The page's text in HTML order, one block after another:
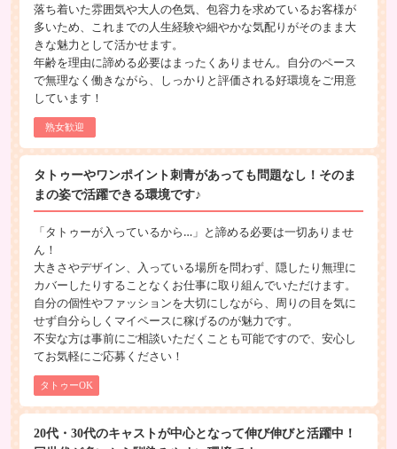
落ち着いた雰囲気や大人の色気、包容力を求めているお客様が
多いため、これまでの人生経験や細やかな気配りがそのまま大
きな魅力として活かせます。
年齢を理由に諦める必要はまったくありません。自分のペース
で無理なく働きながら、しっかりと評価される好環境をご用意
しています！
熟女歓迎
タトゥーやワンポイント刺青があっても問題なし！そのま
まの姿で活躍できる環境です♪
「タトゥーが入っているから…」と諦める必要は一切ありませ
ん！
大きさやデザイン、入っている場所を問わず、隠したり無理に
カバーしたりすることなくお仕事に取り組んでいただけます。
自分の個性やファッションを大切にしながら、周りの目を気に
せず自分らしくマイペースに稼げるのが魅力です。
不安な方は事前にご相談いただくことも可能ですので、安心し
てお気軽にご応募ください！
タトゥーOK
20代・30代のキャストが中心となって伸び伸びと活躍中！